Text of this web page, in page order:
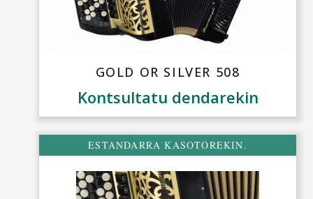
GOLD OR SILVER 508
Kontsultatu dendarekin
ESTANDARRA KASOTOREKIN.